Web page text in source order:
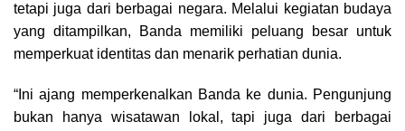
tetapi juga dari berbagai negara. Melalui kegiatan budaya
yang ditampilkan, Banda memiliki peluang besar untuk
memperkuat identitas dan menarik perhatian dunia.
“Ini ajang memperkenalkan Banda ke dunia. Pengunjung
bukan hanya wisatawan lokal, tapi juga dari berbagai